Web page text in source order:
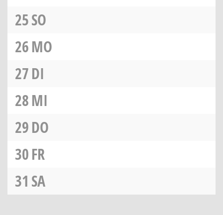
25SO
26MO
27DI
28MI
29DO
30FR
31 SA